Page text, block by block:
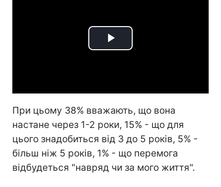
Play
При цьому 38% вважають, що вона
настане через 1-2 роки, 15% - що для
цього знадобиться від 3 до 5 років, 5% -
більш ніж 5 років, 1% - що перемога
відбудеться "навряд чи за мого життя".